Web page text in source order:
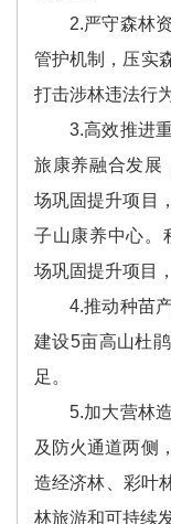
2.严守森林
管护机制，压实
打击涉林违法行
3.高效推进
旅康养融合发展
场巩固提升项目
子山康养中心。
场巩固提升项目
4.推动种苗
建设5亩高山杜
足。
5.加大营林
及防火通道两侧
造经济林、彩叶
林旅游和可持续